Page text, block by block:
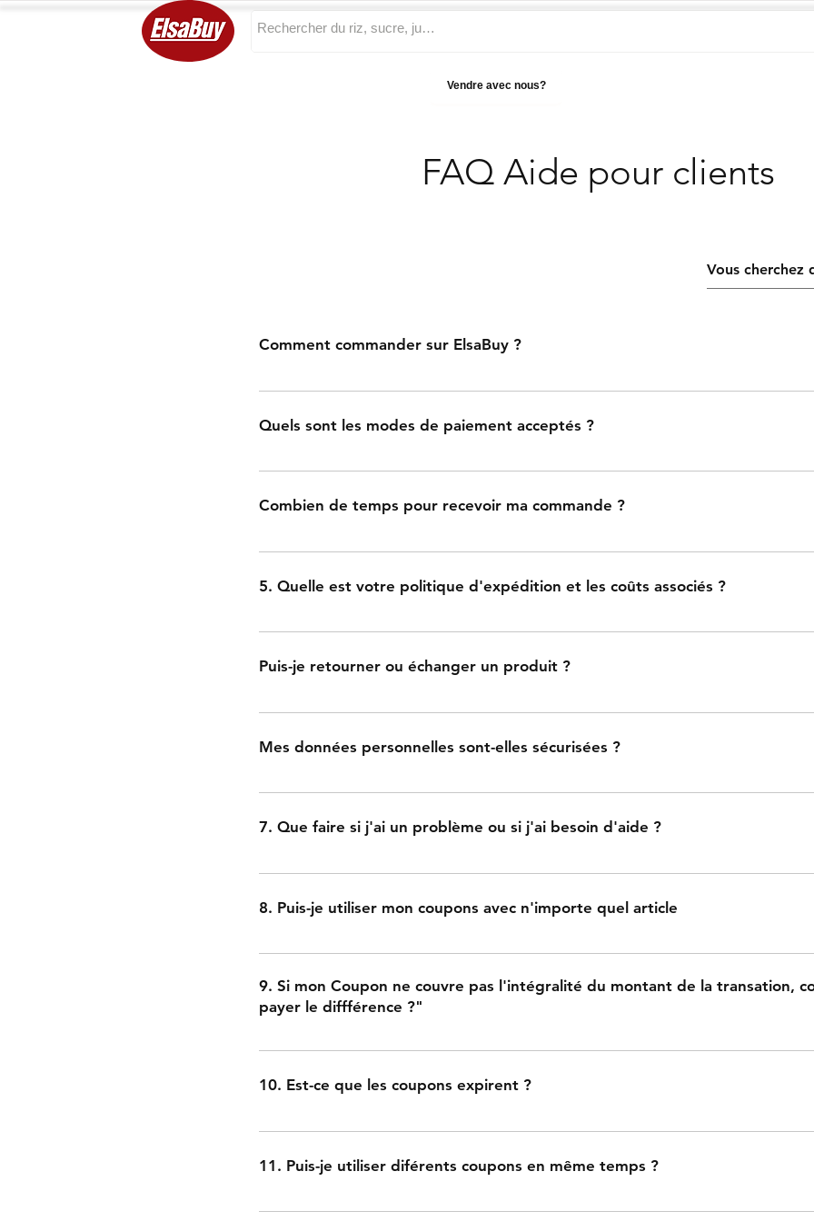
Vendre avec nous?
FAQ Aide pour clients
Comment commander sur ElsaBuy ?
Naviguez. Sélectionnez. Ajoutez au panier. Payez. Commandez. Simple et rapide.
Quels sont les modes de paiement acceptés ?
Cartes, virements, paiement à la livraison. Options visibles à la caisse.
Combien de temps pour recevoir ma commande ?
Livraison estimée : 2-3 jours ouvrables. Suivez votre commande avec le numéro de
5. Quelle est votre politique d'expédition et les coûts associés ?
Pour le moment les frais de livraison est 10 dinars , Au cours du processus de
Puis-je retourner ou échanger un produit ?
Oui. Contactez-nous rapidement. Produit intact et emballage d'origine requis.
Mes données personnelles sont-elles sécurisées ?
Oui. Vos données sont cryptées et protégées. Aucune divulgation sans
7. Que faire si j'ai un problème ou si j'ai besoin d'aide ?
Notre équipe d'assistance à la clientèle est là pour vous aider. Si vous avez des
Contact@elsabuy.tn, téléphone : 97556764 ou chat en direct. Nous nous efforçons
8. Puis-je utiliser mon coupons avec n'importe quel article
Vous pouvez utiliser votre coupon de réduction avec n'importe quel article vous
coupon de réduction avec n'importe quel élement qui répond aux critres
assurez-ous de lire l'offre du oupon de réduction
9. Si mon Coupon ne couvre pas l'intégralité du montant de la transation,
payer le diffférence ?"
le montant restant peut être payé au moyen de nos autres mode de paiement
10. Est-ce que les coupons expirent ?
Oui ! tous nos coupons ont une date d'éxpiration, qui figure sur le coupon.
11. Puis-je utiliser diférents coupons en même temps ?
Vous ne pouver utiliser qu'un coupon de réduction par commande